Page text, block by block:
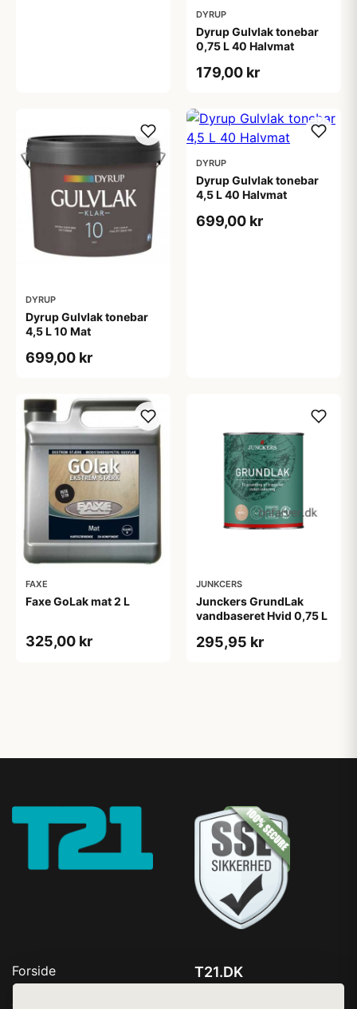
DYRUP
Dyrup Gulvlak tonebar
0,75 L 40 Halvmat
179,00 kr
DYRUP
Dyrup Gulvlak tonebar
4,5 L 10 Mat
699,00 kr
DYRUP
Dyrup Gulvlak tonebar
4,5 L 40 Halvmat
699,00 kr
FAXE
Faxe GoLak mat 2 L
325,00 kr
JUNKCERS
Junckers GrundLak
vandbaseret Hvid 0,75 L
295,95 kr
Forside
Produkter
T21.DK